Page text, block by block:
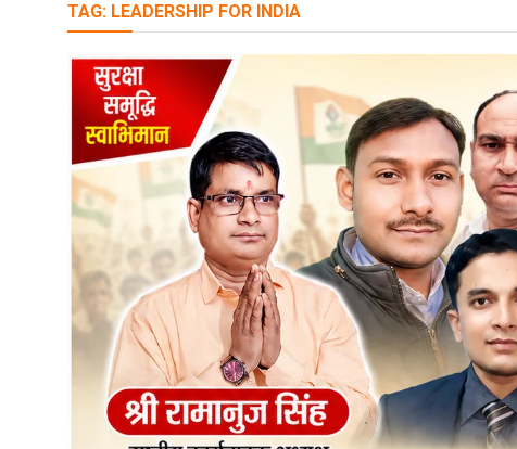
TAG: LEADERSHIP FOR INDIA